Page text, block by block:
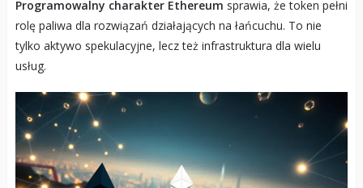
Programowalny charakter Ethereum sprawia, że token pełni
rolę paliwa dla rozwiązań działających na łańcuchu. To nie
tylko aktywo spekulacyjne, lecz też infrastruktura dla wielu
usług.